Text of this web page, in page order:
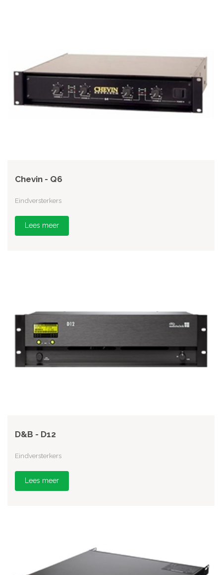
Chevin - Q6
Eindversterkers
Lees meer
D&B - D12
Eindversterkers
Lees meer